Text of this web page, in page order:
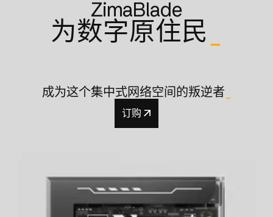
ZimaBlade
为数字原住民
成为这个集中式网络空间的叛逆者
订购